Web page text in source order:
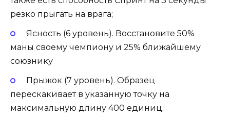
резко прыгать на врага;
Ясность (6 уровень). Восстановите 50%
маны своему чемпиону и 25% ближайшему
союзнику
Прыжок (7 уровень). Образец
перескакивает в указанную точку на
максимальную длину 400 единиц;